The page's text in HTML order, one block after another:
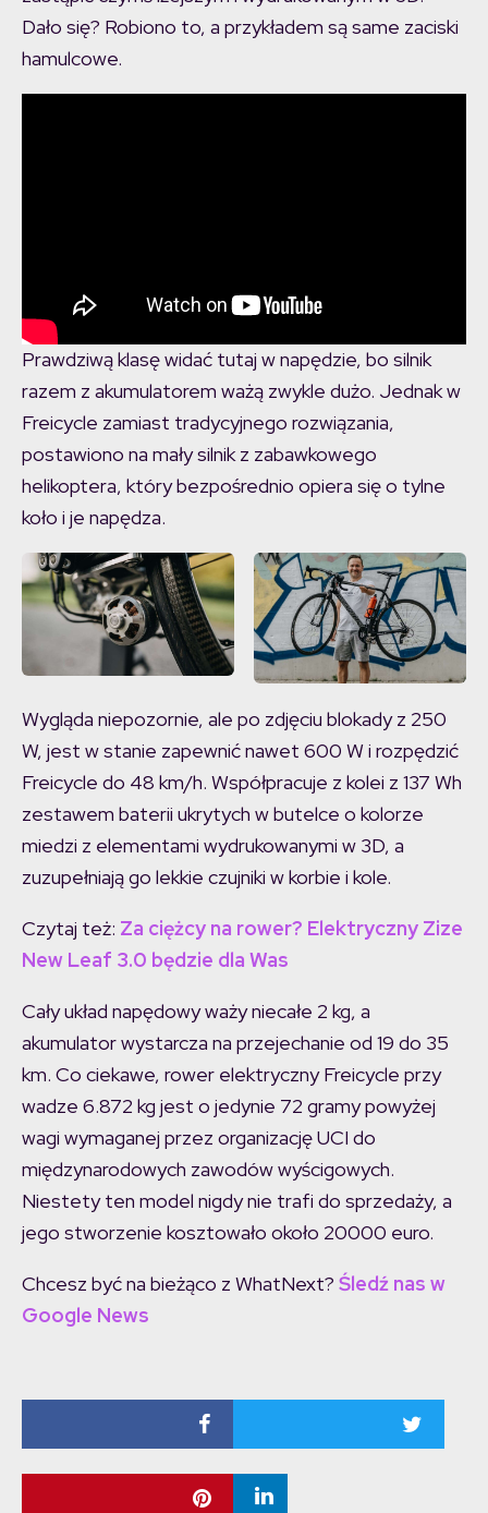
Dało się? Robiono to, a przykładem są same zaciski
hamulcowe.
Prawdziwą klasę widać tutaj w napędzie, bo silnik
razem z akumulatorem ważą zwykle dużo. Jednak w
Freicycle zamiast tradycyjnego rozwiązania,
postawiono na mały silnik z zabawkowego
helikoptera, który bezpośrednio opiera się o tylne
koło i je napędza.
Wygląda niepozornie, ale po zdjęciu blokady z 250
W, jest w stanie zapewnić nawet 600 W i rozpędzić
Freicycle do 48 km/h. Współpracuje z kolei z 137 Wh
zestawem baterii ukrytych w butelce o kolorze
miedzi z elementami wydrukowanymi w 3D, a
zuzupełniają go lekkie czujniki w korbie i kole.
Czytaj też: Za ciężcy na rower? Elektryczny Zize
New Leaf 3.0 będzie dla Was
Cały układ napędowy waży niecałe 2 kg, a
akumulator wystarcza na przejechanie od 19 do 35
km. Co ciekawe, rower elektryczny Freicycle przy
wadze 6.872 kg jest o jedynie 72 gramy powyżej
wagi wymaganej przez organizację UCI do
międzynarodowych zawodów wyścigowych.
Niestety ten model nigdy nie trafi do sprzedaży, a
jego stworzenie kosztowało około 20000 euro.
Chcesz być na bieżąco z WhatNext? Śledź nas w
Google News